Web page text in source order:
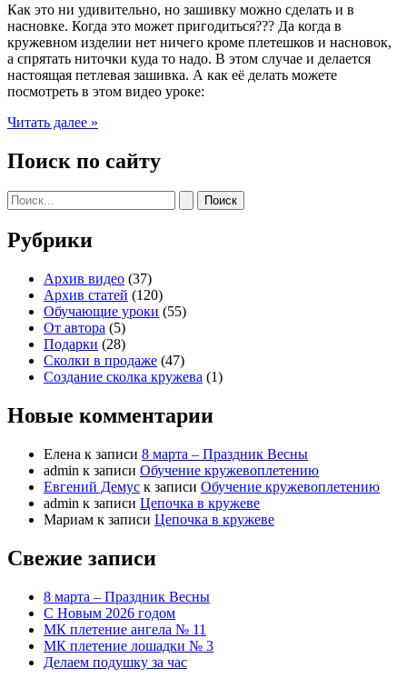
Как это ни удивительно, но зашивку можно сделать и в
насновке. Когда это может пригодиться??? Да когда в
кружевном изделии нет ничего кроме плетешков и насновок,
а спрятать ниточки куда то надо. В этом случае и делается
настоящая петлевая зашивка. А как её делать можете
посмотреть в этом видео уроке:
Зашивка
насновке
Читать далее »
Поиск по сайту
Поиск:
Рубрики
Архив видео (37)
Архив статей (120)
Обучающие уроки (55)
От автора (5)
Подарки (28)
Сколки в продаже (47)
Создание сколка кружева (1)
Новые комментарии
Елена к записи 8 марта – Праздник Весны
admin к записи Обучение кружевоплетению
Евгений Демус к записи Обучение кружевоплетению
admin к записи Цепочка в кружеве
Мариам к записи Цепочка в кружеве
Свежие записи
8 марта – Праздник Весны
С Новым 2026 годом
МК плетение ангела № 11
МК плетение лошадки № 3
Делаем подушку за час